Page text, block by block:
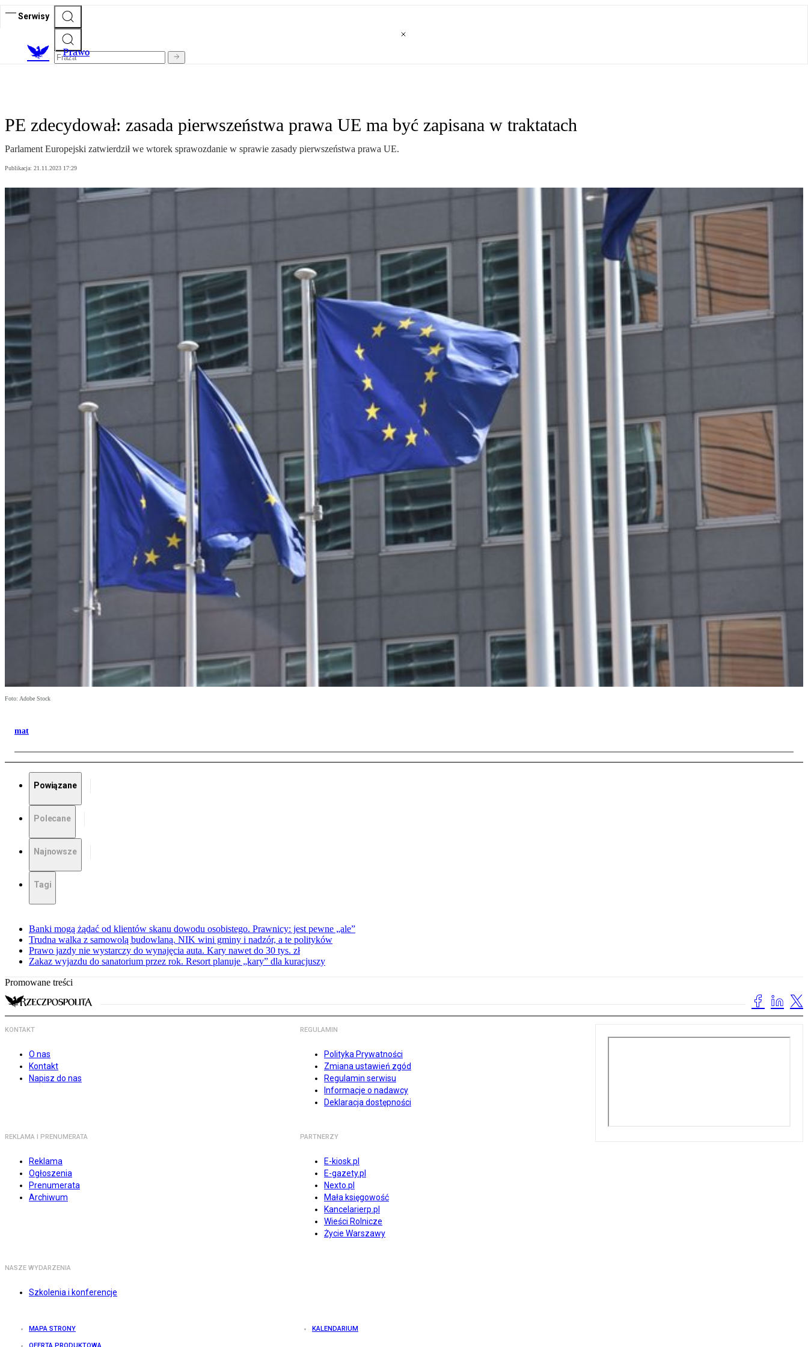
Serwisy
Prawo
PE zdecydował: zasada pierwszeństwa prawa UE ma być zapisana w traktatach
Parlament Europejski zatwierdził we wtorek sprawozdanie w sprawie zasady pierwszeństwa prawa UE.
Publikacja: 21.11.2023 17:29
Foto: Adobe Stock
mat
Powiązane
Polecane
Najnowsze
Tagi
Banki mogą żądać od klientów skanu dowodu osobistego. Prawnicy: jest pewne „ale”
Trudna walka z samowolą budowlaną. NIK wini gminy i nadzór, a te polityków
Prawo jazdy nie wystarczy do wynajęcia auta. Kary nawet do 30 tys. zł
Zakaz wyjazdu do sanatorium przez rok. Resort planuje „kary” dla kuracjuszy
Promowane treści
KONTAKT
O nas
Kontakt
Napisz do nas
REGULAMIN
Polityka Prywatności
Zmiana ustawień zgód
Regulamin serwisu
Informacje o nadawcy
Deklaracja dostępności
REKLAMA I PRENUMERATA
Reklama
Ogłoszenia
Prenumerata
Archiwum
PARTNERZY
E-kiosk.pl
E-gazety.pl
Nexto.pl
Mała księgowość
Kancelarierp.pl
Wieści Rolnicze
Życie Warszawy
NASZE WYDARZENIA
Szkolenia i konferencje
MAPA STRONY KALENDARIUM